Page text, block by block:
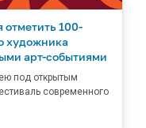
отметить 100-
художника
арт-событиями
под открытым
современного